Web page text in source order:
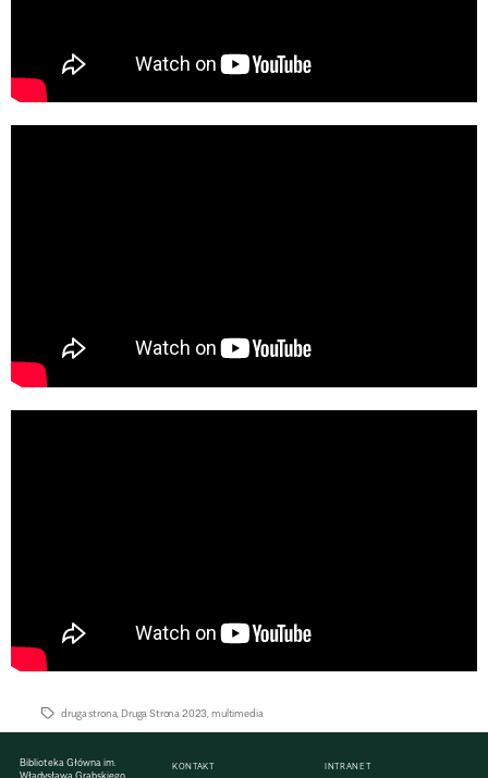
druga strona Druga Strona 2023 multimedia
Biblioteka Główna im.
Władysława Grabskiego
KONTAKT INTRANET